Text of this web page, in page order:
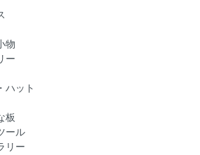
物
ー
ハット
板
ール
リー